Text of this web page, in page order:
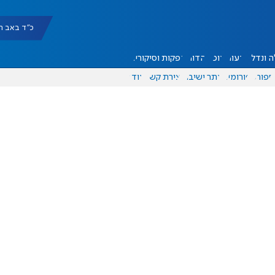
כ"ד באב תשפ"ו
ונדל"ן דעות אוכל יהדות הפקות וסיקורים
ספורט פורומים אתר ישיבה יצירת קשר עוד